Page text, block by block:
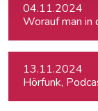
04.11.2024
Worauf man in
13.11.2024
Hörfunk,